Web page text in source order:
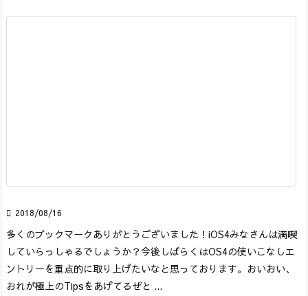
 2018/08/16
多くのブックマークありがとうございました！iOS4みなさんは満喫
していらっしゃるでしょうか？今後しばらくはOS4の使いこなしエ
ントリーを重点的に取り上げたいなと思っております。 おいおい、
おれが極上のTipsをあげてるぜと ...